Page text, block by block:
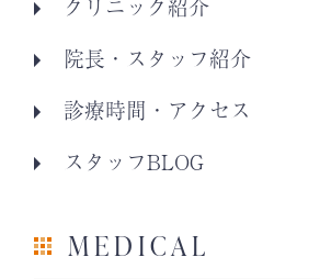
クリニック紹介
院長・スタッフ紹介
診療時間・アクセス
スタッフBLOG
MEDICAL